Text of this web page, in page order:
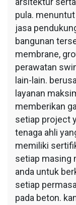
pula.
jasa
bangunan
membrane,
perawatan
lain-lain.
layanan
memberikan
setiap project
tenaga ahli
memiliki
setiap masing
anda untuk
setiap
pada beton.